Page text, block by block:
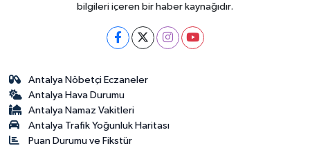
bilgileri içeren bir haber kaynağıdır.
Antalya Nöbetçi Eczaneler
Antalya Hava Durumu
Antalya Namaz Vakitleri
Antalya Trafik Yoğunluk Haritası
Puan Durumu ve Fikstür